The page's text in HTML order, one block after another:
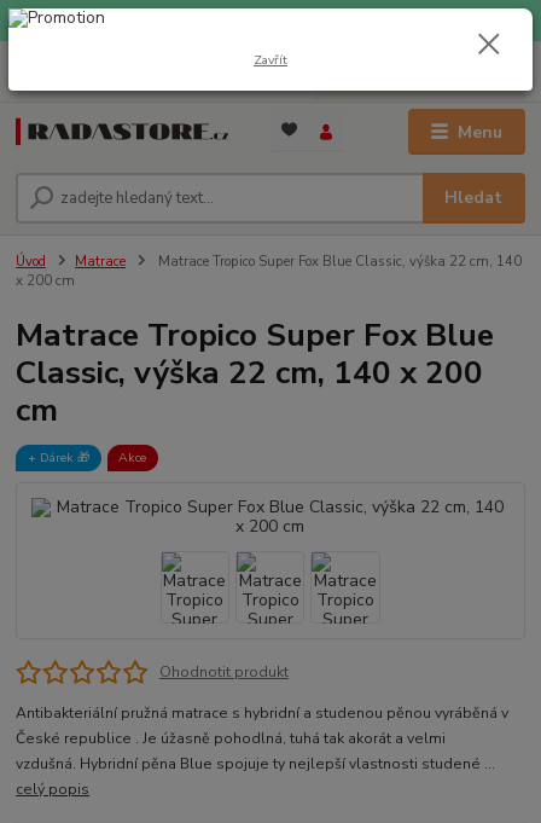
EXPRESNÍ DOPRAVA ZDARMA při nákupu nad 1000 Kč
Menu
Hledat
Úvod Matrace
Matrace Tropico Super Fox Blue Classic, výška 22 cm, 140
x 200 cm
Matrace Tropico Super Fox Blue
Classic, výška 22 cm, 140 x 200
cm
+ Dárek️ 🎁 Akce
Ohodnotit produkt
Antibakteriální pružná matrace s hybridní a studenou pěnou vyráběná v
České republice . Je úžasně pohodlná, tuhá tak akorát a velmi
vzdušná. Hybridní pěna Blue spojuje ty nejlepší vlastnosti studené ...
celý popis
Zavřít